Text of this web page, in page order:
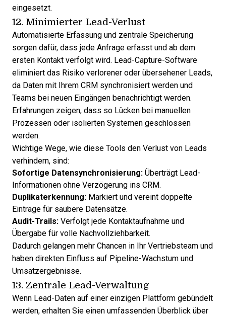
eingesetzt.
12. Minimierter Lead-Verlust
Automatisierte Erfassung und zentrale Speicherung
sorgen dafür, dass jede Anfrage erfasst und ab dem
ersten Kontakt verfolgt wird. Lead-Capture-Software
eliminiert das Risiko verlorener oder übersehener Leads,
da Daten mit Ihrem CRM synchronisiert werden und
Teams bei neuen Eingängen benachrichtigt werden.
Erfahrungen zeigen, dass so Lücken bei manuellen
Prozessen oder isolierten Systemen geschlossen
werden.
Wichtige Wege, wie diese Tools den Verlust von Leads
verhindern, sind:
Sofortige Datensynchronisierung: Überträgt Lead-
Informationen ohne Verzögerung ins CRM.
Duplikaterkennung: Markiert und vereint doppelte
Einträge für saubere Datensätze.
Audit-Trails: Verfolgt jede Kontaktaufnahme und
Übergabe für volle Nachvollziehbarkeit.
Dadurch gelangen mehr Chancen in Ihr Vertriebsteam und
haben direkten Einfluss auf Pipeline-Wachstum und
Umsatzergebnisse.
13. Zentrale Lead-Verwaltung
Wenn Lead-Daten auf einer einzigen Plattform gebündelt
werden, erhalten Sie einen umfassenden Überblick über